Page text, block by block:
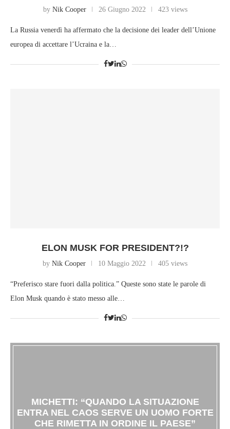
by Nik Cooper 26 Giugno 2022 423 views
La Russia venerdì ha affermato che la decisione dei leader dell’Unione
europea di accettare l’Ucraina e la…
ELON MUSK FOR PRESIDENT?!?
by Nik Cooper 10 Maggio 2022 405 views
“Preferisco stare fuori dalla politica.” Queste sono state le parole di
Elon Musk quando è stato messo alle…
MICHETTI: “QUANDO LA SITUAZIONE
ENTRA NEL CAOS SERVE UN UOMO FORTE
CHE RIMETTA IN ORDINE IL PAESE”